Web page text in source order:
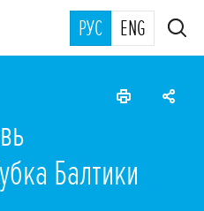
РУС ENG
Балтики